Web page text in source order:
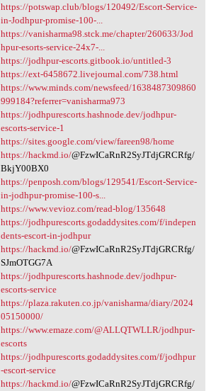
https://potswap.club/blogs/120492/Escort-Service-
in-Jodhpur-promise-100-...
https://vanisharma98.stck.me/chapter/260633/Jod
hpur-esorts-service-24x7-...
https://jodhpur-escorts.gitbook.io/untitled-3
https://ext-6458672.livejournal.com/738.html
https://www.minds.com/newsfeed/1638487309860
999184?referrer=vanisharma973
https://jodhpurescorts.hashnode.dev/jodhpur-
escorts-service-1
https://sites.google.com/view/fareen98/home
https://hackmd.io/@FzwICaRnR2SyJTdjGRCRfg/
BkjY00BX0
https://penposh.com/blogs/129541/Escort-Service-
in-jodhpur-promise-100-s...
https://www.vevioz.com/read-blog/135648
https://jodhpurescorts.godaddysites.com/f/indepen
dents-escort-in-jodhpur
https://hackmd.io/@FzwICaRnR2SyJTdjGRCRfg/
SJmOTGG7A
https://jodhpurescorts.hashnode.dev/jodhpur-
escorts-service
https://plaza.rakuten.co.jp/vanisharma/diary/2024
05150000/
https://www.emaze.com/@ALLQTWLLR/jodhpur-
escorts
https://jodhpurescorts.godaddysites.com/f/jodhpur
-escort-service
https://hackmd.io/@FzwICaRnR2SyJTdjGRCRfg/